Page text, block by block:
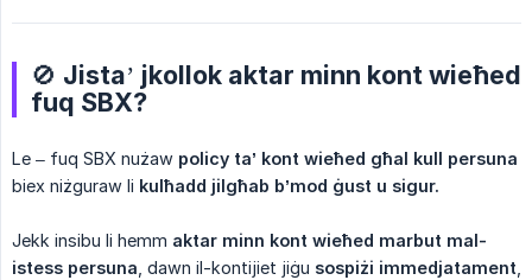
🚫 Jista’ jkollok aktar minn kont wieħed
fuq SBX?
Le – fuq SBX nużaw policy ta’ kont wieħed għal kull persuna
biex niżguraw li kulħadd jilgħab b’mod ġust u sigur.
Jekk insibu li hemm aktar minn kont wieħed marbut mal-
istess persuna , dawn il-kontijiet jiġu sospiżi immedjatament